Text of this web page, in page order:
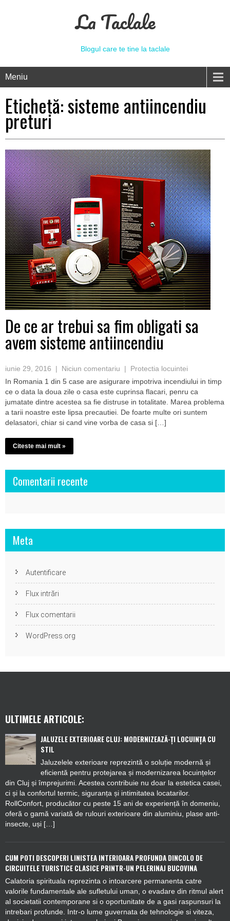
La Taclale
Blogul care te tine la taclale
Meniu
Etichetă:sisteme antiincendiu
preturi
De ce ar trebui sa fim obligati sa
avem sisteme antiincendiu
iunie 29, 2016 | Niciun comentariu | Protectia locuintei
In Romania 1 din 5 case are asigurare impotriva incendiului in timp
ce o data la doua zile o casa este cuprinsa flacari, penru ca
jumatate dintre acestea sa fie distruse in totalitate. Marea problema
a tarii noastre este lipsa precautiei. De foarte multe ori suntem
delasatori, chiar si cand vine vorba de casa si […]
Citeste mai mult »
Comentarii recente
Meta
Autentificare
Flux intrări
Flux comentarii
WordPress.org
ULTIMELE ARTICOLE:
JALUZELE EXTERIOARE CLUJ: MODERNIZEAZĂ-ȚI LOCUINȚA CU
STIL
Jaluzelele exterioare reprezintă o soluție modernă și
eficientă pentru protejarea și modernizarea locuințelor
din Cluj și împrejurimi. Acestea contribuie nu doar la estetica casei,
ci și la confortul termic, siguranța și intimitatea locatarilor.
RollConfort, producător cu peste 15 ani de experiență în domeniu,
oferă o gamă variată de rulouri exterioare din aluminiu, plase anti-
insecte, uși […]
CUM POTI DESCOPERI LINISTEA INTERIOARA PROFUNDA DINCOLO DE
CIRCUITELE TURISTICE CLASICE PRINTR-UN PELERINAJ BUCOVINA
Calatoria spirituala reprezinta o intoarcere permanenta catre
valorile fundamentale ale sufletului uman, o evadare din ritmul alert
al societatii contemporane si o oportunitate de a gasi raspunsuri la
intrebari profunde. Intr-o lume guvernata de tehnologie si viteza,